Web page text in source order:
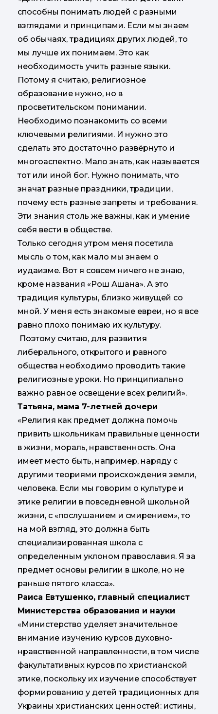
способны понимать людей с разными
взглядами и принципами. Если мы знаем
об обычаях, традициях других людей, то
мы лучше их понимаем. Это как
необходимость учить разные языки.
Потому я считаю, религиозное
образование нужно, но в
просветительском понимании.
Необходимо познакомить со всеми
ключевыми религиями. И нужно это
сделать это достаточно развёрнуто и
многоаспектно. Мало знать, как называется
тот или иной бог. Нужно понимать, что
значат разные праздники, традиции,
почему есть разные запреты и требования.
Эти знания столь же важны, как и умение
себя вести в обществе.
Только сегодня утром меня посетила
мысль о том, как мало мы знаем о
иудаизме. Вот я совсем ничего не знаю,
кроме названия «Рош Ашана». А это
традиция культуры, близко живущей со
мной. У меня есть знакомые евреи, но я все
равно плохо понимаю их культуру.
Поэтому считаю, для развития
либерального, открытого и равного
общества необходимо проводить такие
религиозные уроки. Но принципиально
важно равное освещение всех религий».
Татьяна, мама 7-летней дочери
«Религия как предмет должна помочь
привить школьникам правильные ценности
в жизни, мораль, нравственность. Она
имеет место быть, например, наряду с
другими теориями происхождения земли,
человека. Если мы говорим о культуре и
этике религии в повседневной школьной
жизни, с «послушанием и смирением», то
на мой взгляд, это должна быть
специализированная школа с
определенным уклоном православия. Я за
предмет основы религии в школе, но не
раньше пятого класса».
Раиса Евтушенко, главный специалист
Министерства образования и науки
«Министерство уделяет значительное
внимание изучению курсов духовно-
нравственной направленности, в том числе
факультативных курсов по христианской
этике, поскольку их изучение способствует
формированию у детей традиционных для
Украины христианских ценностей: истины,